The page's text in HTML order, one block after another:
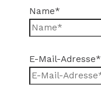
Name*
E-Mail-Adresse*